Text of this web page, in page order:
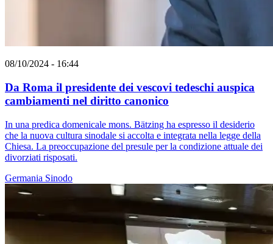
08/10/2024 - 16:44
Da Roma il presidente dei vescovi tedeschi auspica
cambiamenti nel diritto canonico
In una predica domenicale mons. Bätzing ha espresso il desiderio
che la nuova cultura sinodale si accolta e integrata nella legge della
Chiesa. La preoccupazione del presule per la condizione attuale dei
divorziati risposati.
Germania Sinodo